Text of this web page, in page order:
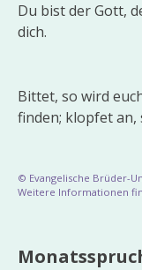
Du bist der Gott,
dich.
Bittet, so wird
finden; klopfet an,
© Evangelische Brüder-
Weitere Informationen